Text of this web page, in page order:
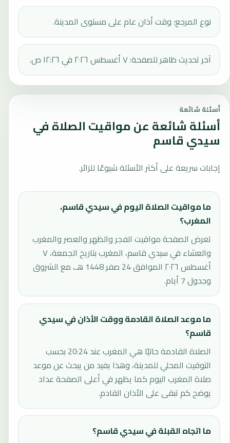
نوع المرجع: وقت أذان عام على مستوى المدينة.
آخر تحديث ظاهر للصفحة: ٧ أغسطس ٢٠٢٦ في ١٢:٢٦ ص.
أسئلة شائعة
أسئلة شائعة عن مواقيت الصلاة في
سيدي قاسم
إجابات سريعة على أكثر الأسئلة شيوعًا للزائر.
ما مواقيت الصلاة اليوم في سيدي قاسم،
المغرب؟
تعرض الصفحة مواقيت الفجر والظهر والعصر والمغرب
والعشاء في سيدي قاسم، المغرب بتاريخ الجمعة، ٧
أغسطس ٢٠٢٦ الموافق 24 صفر 1448 هـ، مع الشروق
وجدول 7 أيام.
ما موعد الصلاة القادمة ووقت الأذان في سيدي
قاسم؟
الصلاة القادمة حاليًا هي المغرب عند 20:24 بحسب
التوقيت المحلي للمدينة، وهذا يفيد من يبحث عن موعد
صلاة المغرب اليوم كما يظهر في أعلى الصفحة عداد
يوضح كم تبقى على الأذان القادم.
ما اتجاه القبلة في سيدي قاسم؟